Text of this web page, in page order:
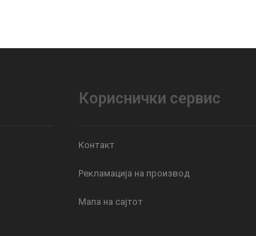
Кориснички сервис
Контакт
Рекламација на производ
Мапа на сајтот